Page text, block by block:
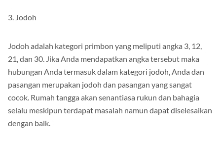
3. Jodoh
Jodoh adalah kategori primbon yang meliputi angka 3, 12,
21, dan 30. Jika Anda mendapatkan angka tersebut maka
hubungan Anda termasuk dalam kategori jodoh, Anda dan
pasangan merupakan jodoh dan pasangan yang sangat
cocok. Rumah tangga akan senantiasa rukun dan bahagia
selalu meskipun terdapat masalah namun dapat diselesaikan
dengan baik.